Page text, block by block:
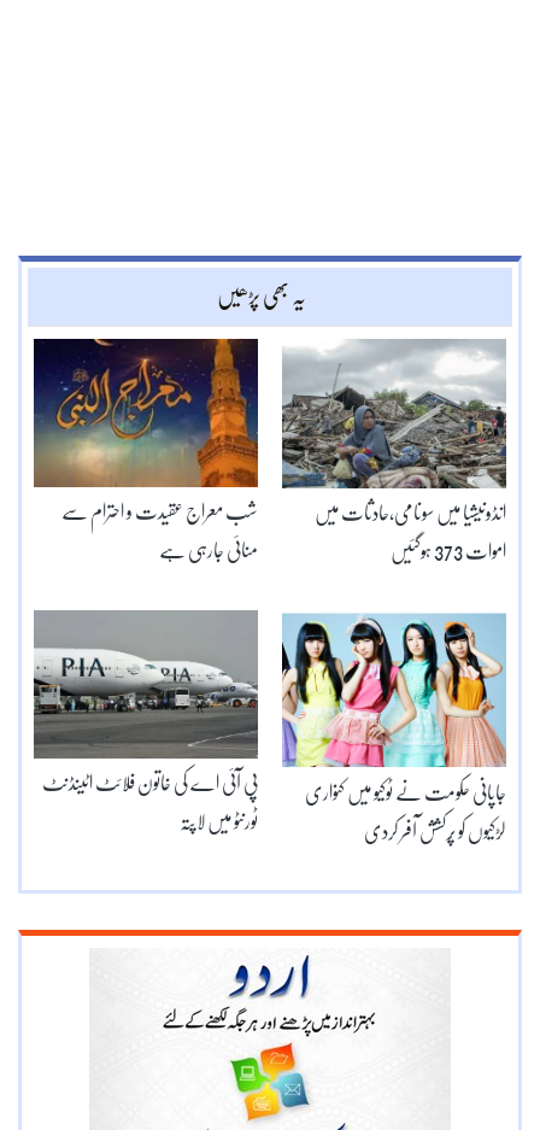
یہ بھی پڑھیں
شب معراج عقیدت و احترام سے
منائی جارہی ہے
انڈونیشیا میں سونامی،حادثات میں
اموات 373 ہوگئیں
پی آئی اے کی خاتون فلائٹ اٹینڈنٹ
ٹورنٹو میں لاپتہ
جاپانی حکومت نے ٹوکیو میں کنواری
لڑکیوں کو پُرکشش آفر کردی